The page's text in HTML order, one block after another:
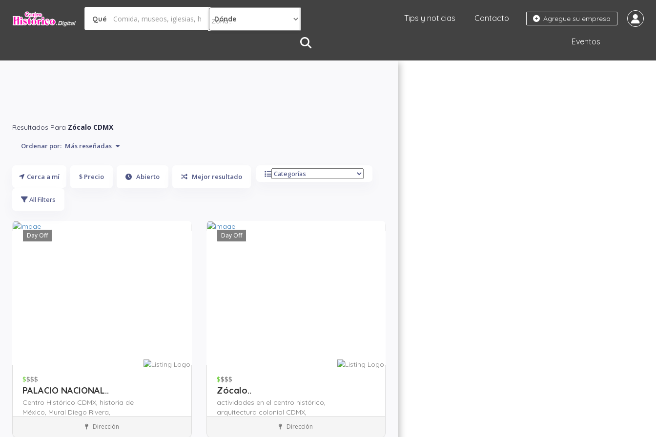
Qué Dónde Agregue su empresa
Tips y noticias Contacto
Eventos
Resultados Para Zócalo CDMX
Ordenar por: Más reseñadas
Cerca a mí $ Precio Abierto Mejor resultado
All Filters
Day Off
$$$$
PALACIO NACIONAL..
Centro Histórico CDMX, historia de
México, Mural Diego Rivera,
Dirección
Day Off
$$$$
Zócalo..
actividades en el centro histórico,
arquitectura colonial CDMX,
atractivos turísticos CDMX,
Dirección